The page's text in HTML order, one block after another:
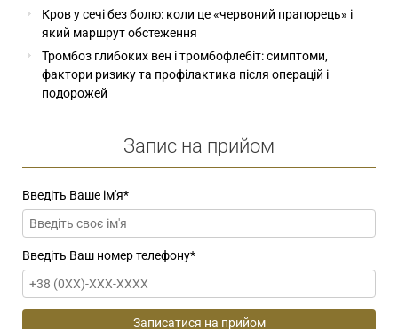
Кров у сечі без болю: коли це «червоний прапорець» і
який маршрут обстеження
Тромбоз глибоких вен і тромбофлебіт: симптоми,
фактори ризику та профілактика після операцій і
подорожей
Запис на прийом
Введіть Ваше ім'я*
Введіть Ваш номер телефону*